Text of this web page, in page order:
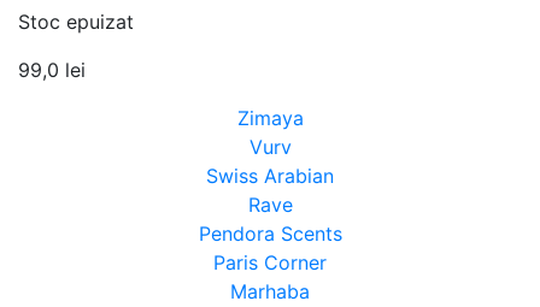
Stoc epuizat
99,0 lei
Zimaya
Vurv
Swiss Arabian
Rave
Pendora Scents
Paris Corner
Marhaba